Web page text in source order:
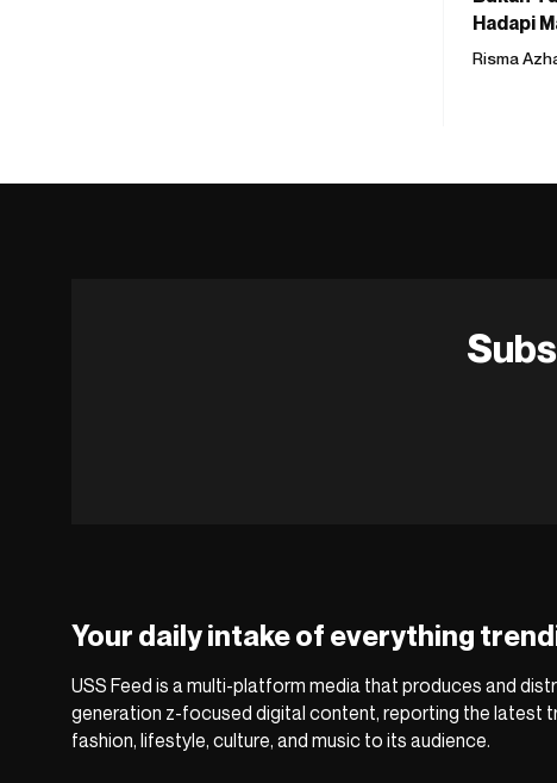
Hadapi
Risma
Your daily intake of everything
USS Feed is a multi-platform media that produces and
generation z-focused digital content, reporting the latest
fashion, lifestyle, culture, and music to its audience.